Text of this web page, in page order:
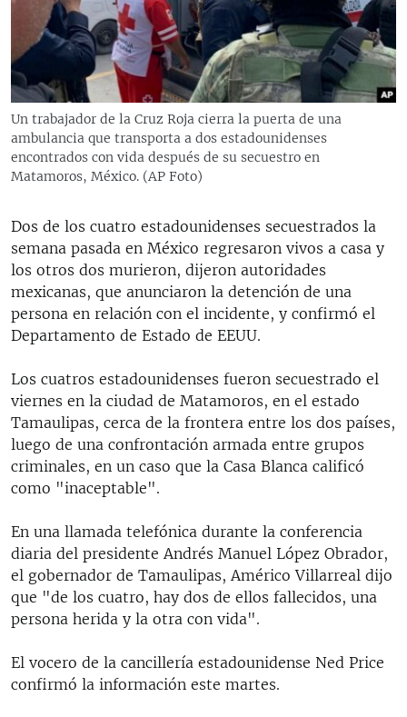
ESPECIALES
ESPECIALES
LA REALIDAD DE LA VIVIENDA EN CUBA
KENTU-CUBANO
LOS SANTOS DE HIALEAH
LA INVASIÓN DE RUSIA A UCRANIA
MULTIMEDIA
EDITORIALES
SÍGUENOS
Un trabajador de la Cruz Roja cierra la puerta de una
ambulancia que transporta a dos estadounidenses
encontrados con vida después de su secuestro en
Matamoros, México. (AP Foto)
Dos de los cuatro estadounidenses secuestrados la
semana pasada en México regresaron vivos a casa y
los otros dos murieron, dijeron autoridades
mexicanas, que anunciaron la detención de una
persona en relación con el incidente, y confirmó el
Departamento de Estado de EEUU.
Los cuatros estadounidenses fueron secuestrado el
viernes en la ciudad de Matamoros, en el estado
Tamaulipas, cerca de la frontera entre los dos países,
luego de una confrontación armada entre grupos
criminales, en un caso que la Casa Blanca calificó
como "inaceptable".
En una llamada telefónica durante la conferencia
diaria del presidente Andrés Manuel López Obrador,
el gobernador de Tamaulipas, Américo Villarreal dijo
que "de los cuatro, hay dos de ellos fallecidos, una
persona herida y la otra con vida".
El vocero de la cancillería estadounidense Ned Price
confirmó la información este martes.